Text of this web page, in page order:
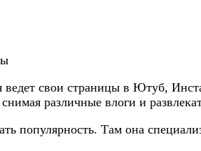
свои страницы в Ютуб,
различные влоги и
популярность. Там она